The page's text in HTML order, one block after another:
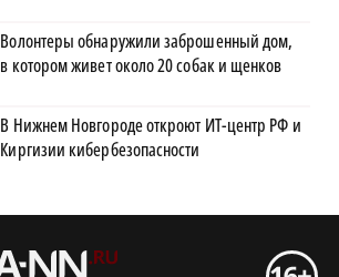
Волонтеры обнаружили заброшенный дом,
в котором живет около 20 собак и щенков
В Нижнем Новгороде откроют ИТ-центр РФ и
Киргизии кибербезопасности